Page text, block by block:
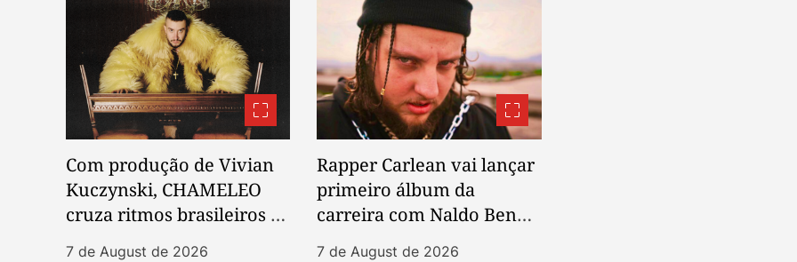
n
Com produção de Vivian
Kuczynski, CHAMELEO
cruza ritmos brasileiros e
post-punk em novo EP
7 de August de 2026
Rapper Carlean vai lançar
primeiro álbum da
carreira com Naldo Benny
e Papatinho
7 de August de 2026